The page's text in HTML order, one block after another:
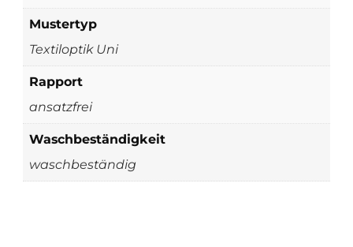
Mustertyp
Textiloptik Uni
Rapport
ansatzfrei
Waschbeständigkeit
waschbeständig